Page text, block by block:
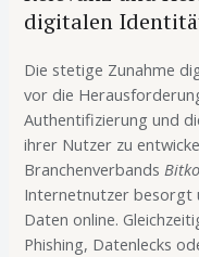
digitalen
Die stetige Zunahme
vor die
Authentifizierung und
ihrer Nutzer zu
Branchenverbands
Internetnutzer besorgt
Daten online.
Phishing, Datenlecks